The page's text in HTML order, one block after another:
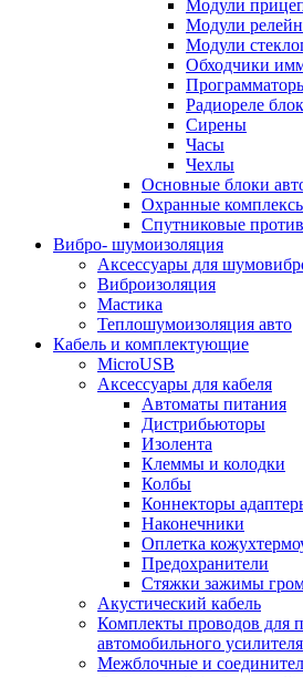
Модули
Модули
Модули
Обходчики
Радиореле
Сирены
Часы
Чехлы
Основные блоки
Охранные
Спутниковые
Вибро- шумоизоляция
Аксессуары для
Виброизоляция
Мастика
Теплошумоизоляция авто
Кабель и комплектующие
MicroUSB
Аксессуары для кабеля
Автоматы питания
Дистрибьюторы
Изолента
Клеммы и колодки
Колбы
Коннекторы
Наконечники
Оплетка
Предохранители
Стяжки зажимы
Акустический кабель
Комплекты проводов для
автомобильного усилителя
Межблочные и